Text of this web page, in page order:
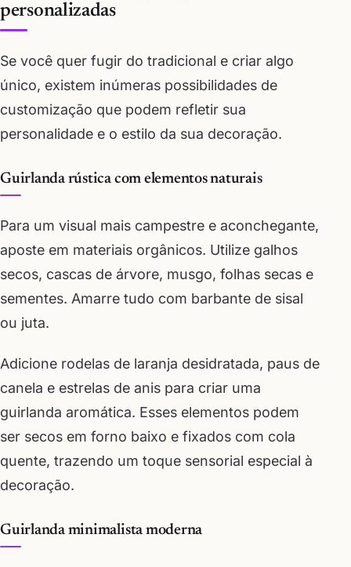
personalizadas
Se você quer fugir do tradicional e criar algo
único, existem inúmeras possibilidades de
customização que podem refletir sua
personalidade e o estilo da sua decoração.
Guirlanda rústica com elementos naturais
Para um visual mais campestre e aconchegante,
aposte em materiais orgânicos. Utilize galhos
secos, cascas de árvore, musgo, folhas secas e
sementes. Amarre tudo com barbante de sisal
ou juta.
Adicione rodelas de laranja desidratada, paus de
canela e estrelas de anis para criar uma
guirlanda aromática. Esses elementos podem
ser secos em forno baixo e fixados com cola
quente, trazendo um toque sensorial especial à
decoração.
Guirlanda minimalista moderna